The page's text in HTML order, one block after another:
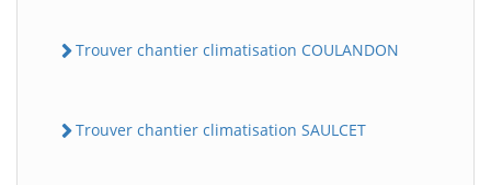
Trouver chantier climatisation COULANDON
Trouver chantier climatisation SAULCET